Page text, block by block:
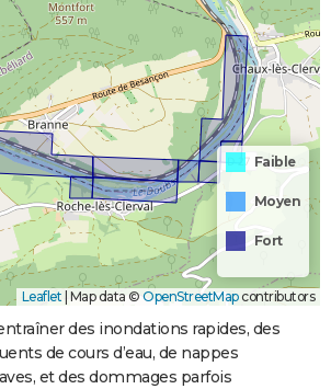
Faible
Moyen
Fort
Leaflet | Map data © OpenStreetMapcontributors
des inondations rapides, des
de cours d’eau, de nappes
et des dommages parfois